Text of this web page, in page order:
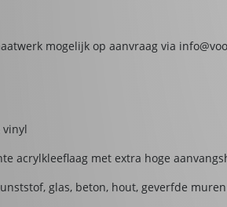
mogelijk op aanvraag via
vinyl
acrylkleeflaag met extra hoge
glas, beton, hout, geverfde